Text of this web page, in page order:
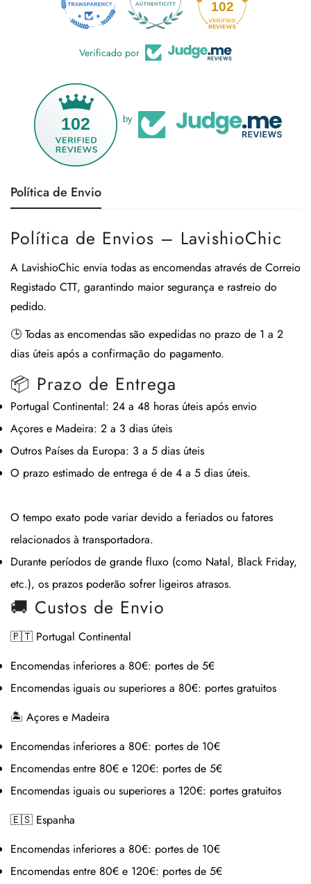
102
Verificado por
102 by
Política de Envio
Política de Envios – LavishioChic
A LavishioChic envia todas as encomendas através de Correio
Registado CTT, garantindo maior segurança e rastreio do
pedido.
🕒 Todas as encomendas são expedidas no prazo de 1 a 2
dias úteis após a confirmação do pagamento.
📦 Prazo de Entrega
Portugal Continental: 24 a 48 horas úteis após envio
Açores e Madeira: 2 a 3 dias úteis
Outros Países da Europa: 3 a 5 dias úteis
O prazo estimado de entrega é de 4 a 5 dias úteis.
O tempo exato pode variar devido a feriados ou fatores
relacionados à transportadora.
Durante períodos de grande fluxo (como Natal, Black Friday,
etc.), os prazos poderão sofrer ligeiros atrasos.
🚚 Custos de Envio
🇵🇹 Portugal Continental
Encomendas inferiores a 80€: portes de 5€
Encomendas iguais ou superiores a 80€: portes gratuitos
🏝 Açores e Madeira
Encomendas inferiores a 80€: portes de 10€
Encomendas entre 80€ e 120€: portes de 5€
Encomendas iguais ou superiores a 120€: portes gratuitos
🇪🇸 Espanha
Encomendas inferiores a 80€: portes de 10€
Encomendas entre 80€ e 120€: portes de 5€